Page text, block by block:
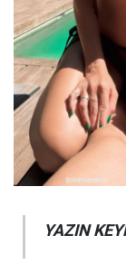
YAZIN